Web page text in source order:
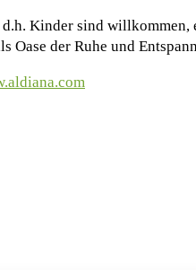
Kinder sind willkommen,
Oase der Ruhe und